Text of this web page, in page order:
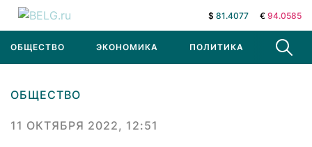
$ 81.4077 € 94.0585
ОБЩЕСТВО ЭКОНОМИКА ПОЛИТИКА В МИРЕ
ОБЩЕСТВО
11 ОКТЯБРЯ 2022, 12:51